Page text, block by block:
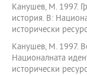
Канушев, М. 1997.
история. В:
исторически
Канушев, М. 1997.
Националната
исторически